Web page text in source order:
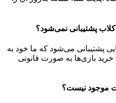
پشتیبانی نمی‌شود؟
پشتیبانی می‌شود که ما خود به
بازی‌ها به صورت قانونی
موجود نیست؟